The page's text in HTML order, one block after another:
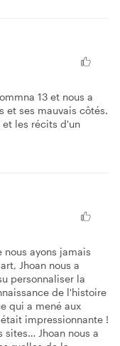
13 et nous a
et ses mauvais côtés.
et les récits d'un
ayons jamais
Jhoan nous a
personnaliser la
de l'histoire
qui a mené aux
impressionnante !
sites… Jhoan nous a